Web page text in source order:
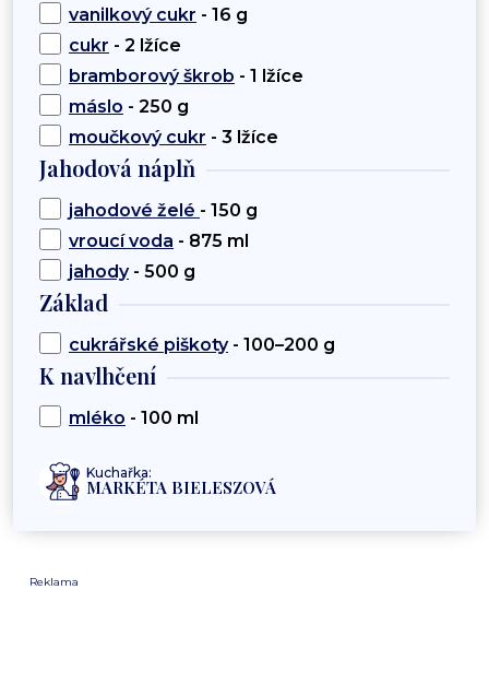
vanilkový cukr - 16 g
cukr - 2 lžíce
bramborový škrob - 1 lžíce
máslo - 250 g
moučkový cukr - 3 lžíce
Jahodová náplň
jahodové želé - 150 g
vroucí voda - 875 ml
jahody- 500 g
Základ
cukrářské piškoty- 100–200 g
K navlhčení
mléko - 100 ml
Kuchařka:
MARKÉTA BIELESZOVÁ
Reklama